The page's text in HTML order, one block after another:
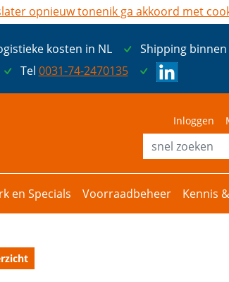
kosten in NL Shipping
Tel 0031-74-2470135
Inloggen
en Specials Voorraadbeheer Kennis
later opnieuw tonenik ga akkoord met